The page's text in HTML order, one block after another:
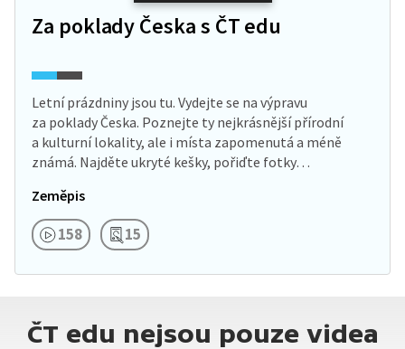
Za poklady Česka s ČT edu
Letní prázdniny jsou tu. Vydejte se na výpravu
za poklady Česka. Poznejte ty nejkrásnější přírodní
a kulturní lokality, ale i místa zapomenutá a méně
známá. Najděte ukryté kešky, pořiďte fotky…
Zeměpis
158 15
ČT edu nejsou pouze videa